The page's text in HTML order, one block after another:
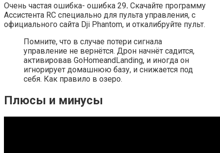
Очень частая ошибка- ошибка 29. Скачайте программу
Ассистента RC специально для пульта управления, с
официального сайта Dji Phantom, и откалибруйте пульт.
Помните, что в случае потери сигнала
управление не вернётся. Дрон начнёт садится,
активировав GoHomeandLanding, и иногда он
игнорирует домашнюю базу, и снижается под
себя. Как правило в озеро.
Плюсы и минусы